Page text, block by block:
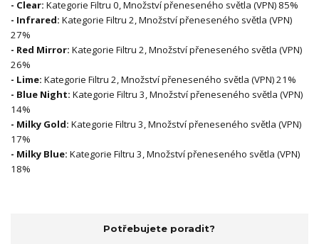
- Clear: Kategorie Filtru 0, Množství přeneseného světla (VPN) 85%
- Infrared: Kategorie Filtru 2, Množství přeneseného světla (VPN)
27%
- Red Mirror: Kategorie Filtru 2, Množství přeneseného světla (VPN)
26%
- Lime: Kategorie Filtru 2, Množství přeneseného světla (VPN) 21%
- Blue Night: Kategorie Filtru 3, Množství přeneseného světla (VPN)
14%
- Milky Gold: Kategorie Filtru 3, Množství přeneseného světla (VPN)
17%
- Milky Blue: Kategorie Filtru 3, Množství přeneseného světla (VPN)
18%
Potřebujete poradit?